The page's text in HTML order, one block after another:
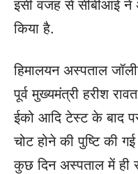
इसी वजह से सीबीआई ने
किया है.
हिमालयन अस्पताल
पूर्व मुख्यमंत्री हरीश
ईको आदि टेस्ट के बाद
चोट होने की पुष्टि की
कुछ दिन अस्पताल में ही